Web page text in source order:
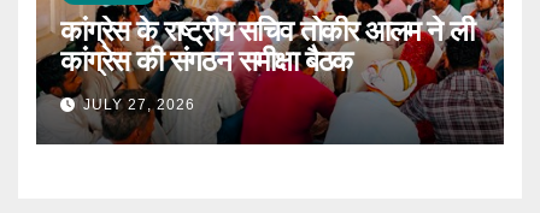
कांग्रेस के राष्ट्रीय सचिव तोकीर आलम ने ली
कांग्रेस की संगठन समीक्षा बैठक
JULY 27, 2026